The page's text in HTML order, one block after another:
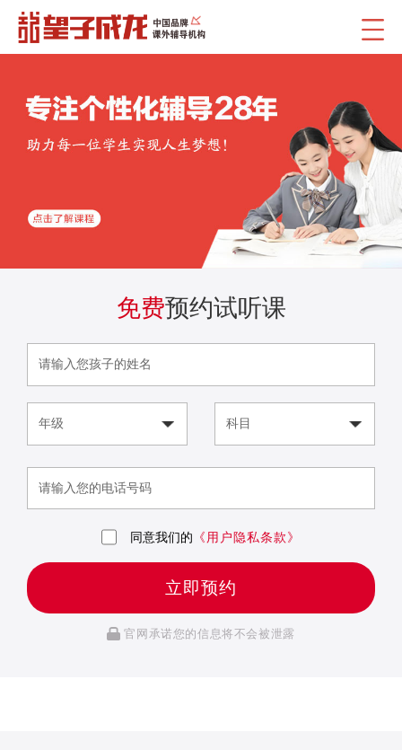
免费预约试听课
同意我们的 《用户隐私条款》
立即预约
官网承诺您的信息将不会被泄露